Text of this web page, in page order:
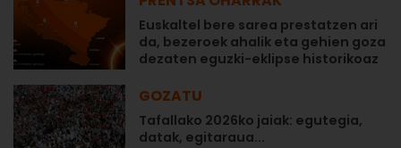
Euskaltel bere sarea prestatzen ari
da, bezeroek ahalik eta gehien goza
dezaten eguzki-eklipse historikoaz
GOZATU
Tafallako 2026ko jaiak: egutegia,
datak, egitaraua...